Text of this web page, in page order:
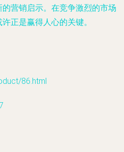
营销启示。在竞争激烈的市场
正是赢得人心的关键。
86.html